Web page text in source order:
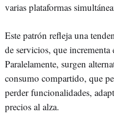
varias plataformas
Este patrón refleja una
de servicios, que incrementa
Paralelamente, surgen
consumo compartido, que
perder funcionalidades,
precios al alza.